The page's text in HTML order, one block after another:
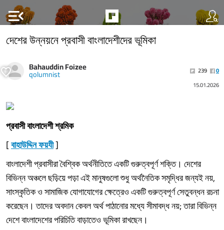
menu_open
দেশের উন্নয়নে প্রবাসী বাংলাদেশীদের ভূমিকা
Bahauddin Foizee
qolumnist 239
0
15.01.2026
প্রবাসী বাংলাদেশী শ্রমিক
[বাহাউদ্দিন ফয়যী]
বাংলাদেশী প্রবাসীরা বৈশ্বিক অর্থনীতিতে একটি গুরুত্বপূর্ণ শক্তি। দেশের
বিভিন্ন অঞ্চলে ছড়িয়ে পড়া এই মানুষগুলো শুধু অর্থনৈতিক সমৃদ্ধির জন্যই নয়,
সাংস্কৃতিক ও সামাজিক যোগাযোগের ক্ষেত্রেও একটি গুরুত্বপূর্ণ সেতুবন্ধন রচনা
করেছেন। তাদের অবদান কেবল অর্থ পাঠানোর মধ্যে সীমাবদ্ধ নয়; তারা বিভিন্ন
দেশে বাংলাদেশের পরিচিতি বাড়াতেও ভূমিকা রাখছেন।